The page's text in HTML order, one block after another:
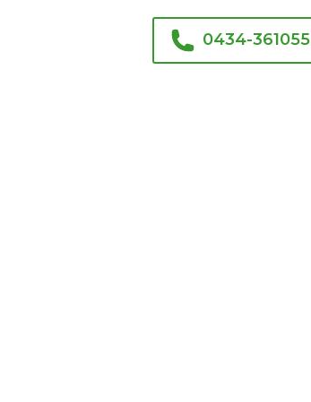
0434-361055